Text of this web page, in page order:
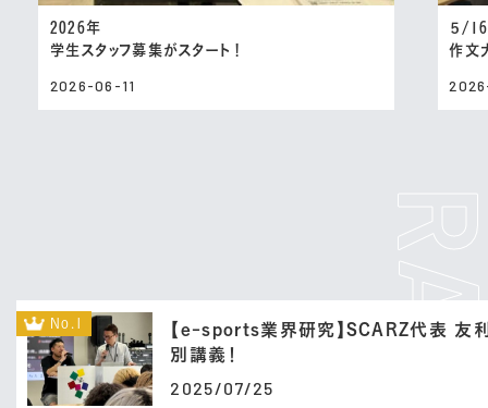
2026年
学生スタッフ募集がスタート！
2026-06-11
５/16
作文
No.1
【e-sports業界研究】SCARZ代表 友
別講義！
2025/07/25